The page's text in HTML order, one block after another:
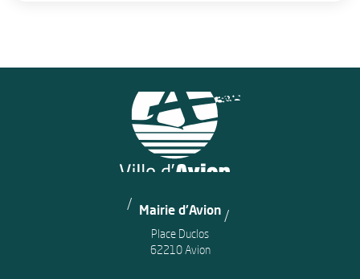
Mairie d'Avion
Place Duclos
62210 Avion